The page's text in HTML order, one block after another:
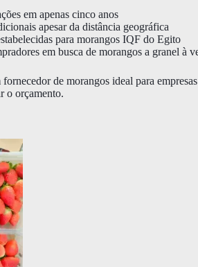
em apenas cinco anos
apesar da distância geográfica
para morangos IQF do Egito
em busca de morangos a granel à
de morangos ideal para
o orçamento.